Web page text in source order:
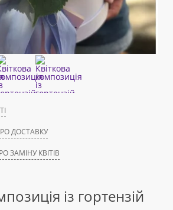
ДОСТАВКУ
ЗАМІНУ КВІТІВ
із гортензій